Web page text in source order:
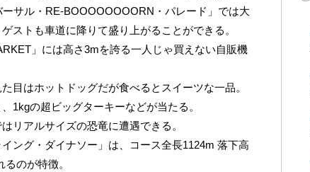
サル・RE-BOOOOOOOORN・パレード」では大
ストも車道に降りて盛り上がることができる。
」には高さ3mを誇る一人じゃ買えない自販機
目はホットドッグだが食べるとスイーツな一品。
1kgの超ビッグターキーなどが当たる。
リアルサイズの恐竜に遭遇できる。
ング・ダイナソー」は、コース全長1124m 落下高
のが特徴。